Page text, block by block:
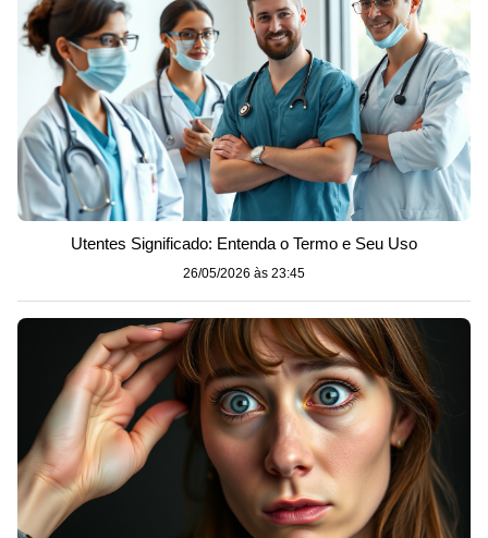
Utentes Significado: Entenda o Termo e Seu Uso
26/05/2026 às 23:45